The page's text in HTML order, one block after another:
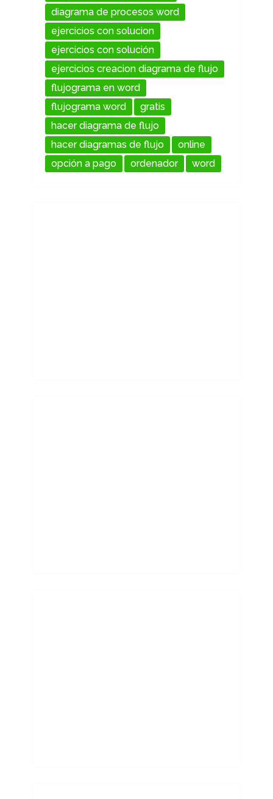
diagrama de procesos word
ejercicios con solucion
ejercicios con solución
ejercicios creacion diagrama de flujo
flujograma en word
flujograma word
gratis
hacer diagrama de flujo
hacer diagramas de flujo
online
opción a pago
ordenador word